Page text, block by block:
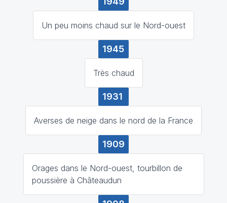
Un peu moins chaud sur le Nord-ouest
1945
Très chaud
1931
Averses de neige dans le nord de la France
1909
Orages dans le Nord-ouest, tourbillon de
poussière à Châteaudun